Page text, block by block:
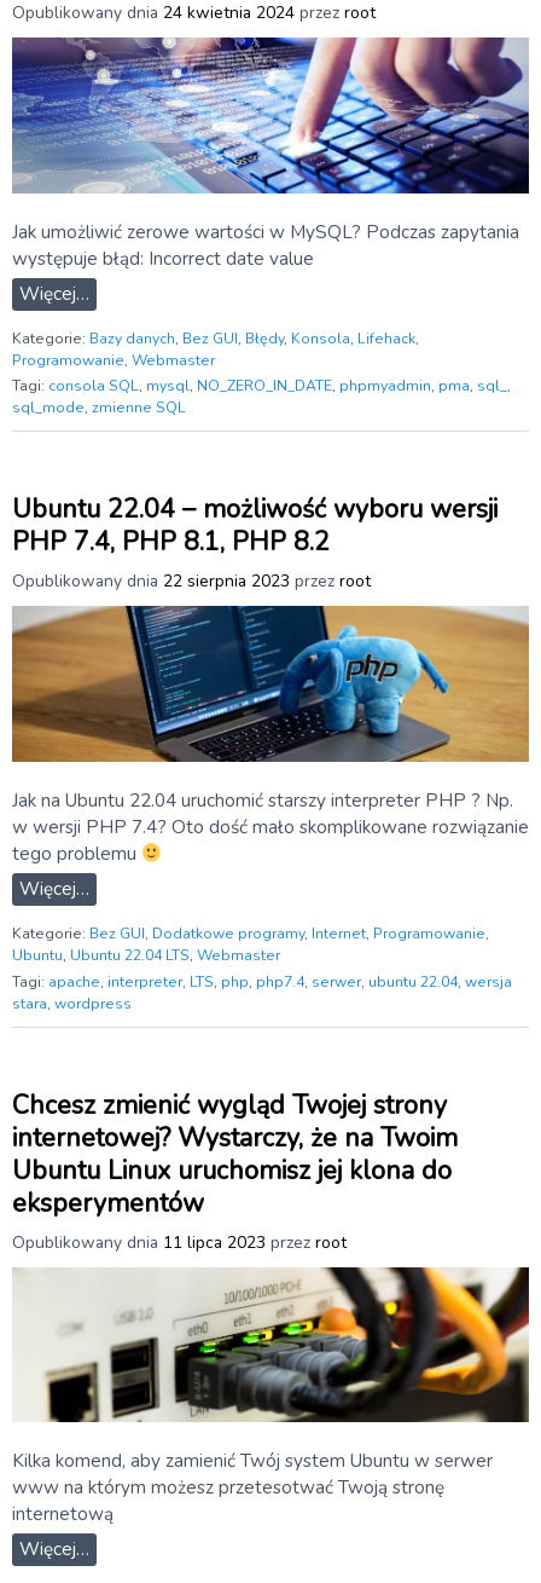
Opublikowany dnia 24 kwietnia 2024 przez root
Jak umożliwić zerowe wartości w MySQL? Podczas zapytania
występuje błąd: Incorrect date value
Więcej…
Kategorie: Bazy danych, Bez GUI, Błędy, Konsola, Lifehack,
Programowanie, Webmaster
Tagi: consola SQL, mysql, NO_ZERO_IN_DATE, phpmyadmin, pma, sql_ ,
sql_mode, zmienne SQL
Ubuntu 22.04 – możliwość wyboru wersji
PHP 7.4, PHP 8.1, PHP 8.2
Opublikowany dnia 22 sierpnia 2023 przez root
Jak na Ubuntu 22.04 uruchomić starszy interpreter PHP ? Np.
w wersji PHP 7.4? Oto dość mało skomplikowane rozwiązanie
tego problemu
Więcej…
Kategorie: Bez GUI, Dodatkowe programy, Internet, Programowanie,
Ubuntu, Ubuntu 22.04 LTS, Webmaster
Tagi: apache, interpreter, LTS, php, php7.4, serwer, ubuntu 22.04, wersja
stara, wordpress
Chcesz zmienić wygląd Twojej strony
internetowej? Wystarczy, że na Twoim
Ubuntu Linux uruchomisz jej klona do
eksperymentów
Opublikowany dnia 11 lipca 2023 przez root
Kilka komend, aby zamienić Twój system Ubuntu w serwer
www na którym możesz przetesotwać Twoją stronę
internetową
Więcej…